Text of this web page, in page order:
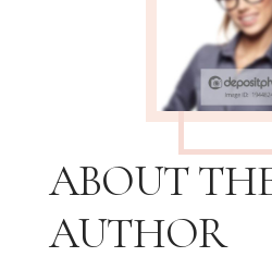
ABOUT
AUTHOR